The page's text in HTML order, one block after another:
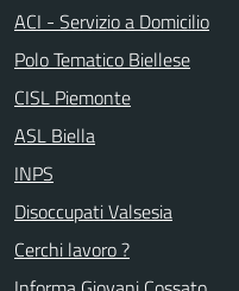
ACI - Servizio a Domicilio
Polo Tematico Biellese
CISL Piemonte
ASL Biella
INPS
Disoccupati Valsesia
Cerchi lavoro ?